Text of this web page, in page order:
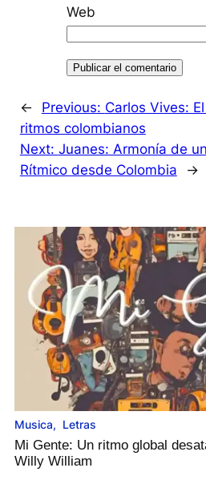
Web
← Previous: Carlos Vives:
ritmos colombianos
Next: Juanes: Armonía de
Rítmico desde Colombia
→
Musica, Letras
Mi Gente: Un ritmo global
Willy William